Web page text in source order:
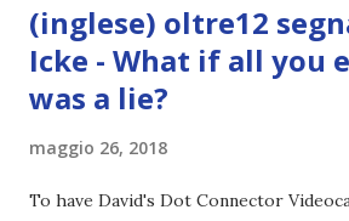
(inglese) oltre12
Icke - What if all you
was a lie?
maggio 26, 2018
To have David's Dot Connector